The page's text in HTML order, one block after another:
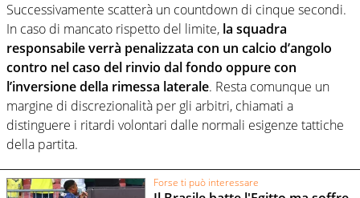
Successivamente scatterà un countdown di cinque secondi.
In caso di mancato rispetto del limite, la squadra
responsabile verrà penalizzata con un calcio d’angolo
contro nel caso del rinvio dal fondo oppure con
l’inversione della rimessa laterale. Resta comunque un
margine di discrezionalità per gli arbitri, chiamati a
distinguere i ritardi volontari dalle normali esigenze tattiche
della partita.
Forse ti può interessare